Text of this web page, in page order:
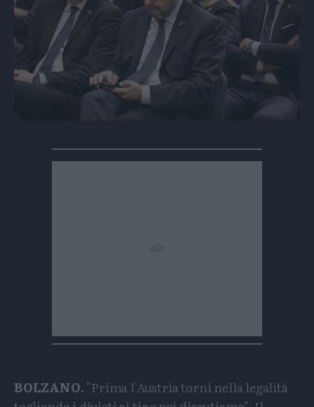
BOLZANO."Prima l'Austria torni nella legalità